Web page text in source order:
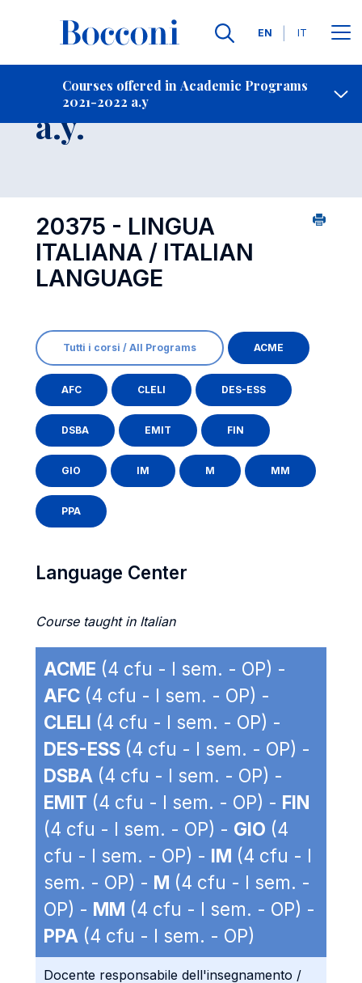
Languages
EN IT
Courses offered in Academic Programs
2021-2022 a.y
Contact Us
Course 2021-2022
a.y.
20375 - LINGUA
ITALIANA / ITALIAN
LANGUAGE
Tutti i corsi / All Programs ACME
AFC CLELI DES-ESS
DSBA EMIT FIN
GIO IM M MM
PPA
Language Center
Course taught in Italian
ACME (4 cfu - I sem. - OP) -
AFC (4 cfu - I sem. - OP) -
CLELI (4 cfu - I sem. - OP) -
DES-ESS (4 cfu - I sem. - OP) -
DSBA (4 cfu - I sem. - OP) -
EMIT (4 cfu - I sem. - OP) - FIN
(4 cfu - I sem. - OP) - GIO (4
cfu - I sem. - OP) - IM (4 cfu - I
sem. - OP) - M (4 cfu - I sem. -
OP) - MM (4 cfu - I sem. - OP) -
PPA (4 cfu - I sem. - OP)
Docente responsabile dell'insegnamento /